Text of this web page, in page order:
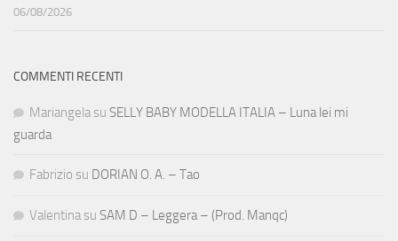
06/08/2026
COMMENTI RECENTI
Mariangela su SELLY BABY MODELLA ITALIA – Luna lei mi
guarda
Fabrizio su DORIAN O. A. – Tao
Valentina su SAM D – Leggera – (Prod. Manqc)